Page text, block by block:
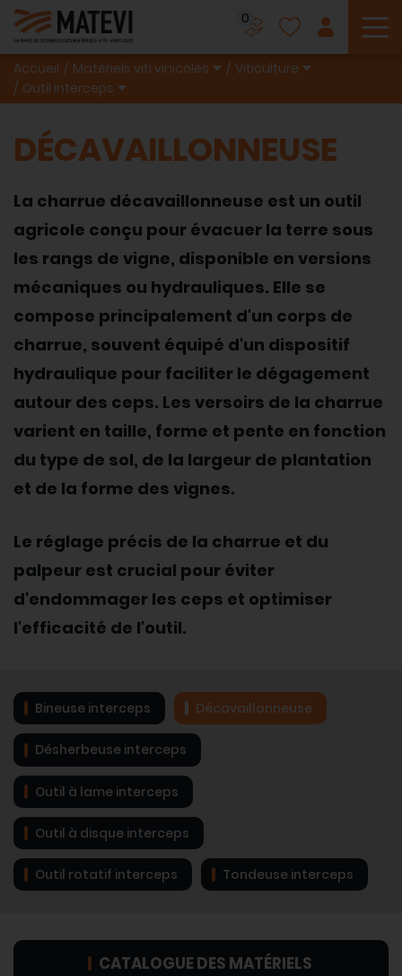
0
Accueil Matériels viti vinicoles
Viticulture
Outil interceps
DÉCAVAILLONNEUSE
La charrue décavaillonneuse est un outil
agricole conçu pour évacuer la terre sous
les rangs de vigne, disponible en versions
mécaniques ou hydrauliques. Elle se
compose principalement d'un corps de
charrue, souvent équipé d'un dispositif
hydraulique pour faciliter le dégagement
autour des ceps. Les versoirs de la charrue
varient en taille, forme et pente en fonction
du type de sol, de la largeur de plantation
et de la forme des vignes.
Le réglage précis de la charrue et du
palpeur est crucial pour éviter
d'endommager les ceps et optimiser
l'efficacité de l'outil.
Bineuse interceps Décavaillonneuse
Désherbeuse interceps
Outil à lame interceps
Outil à disque interceps
Outil rotatif interceps Tondeuse interceps
CATALOGUE DES MATÉRIELS